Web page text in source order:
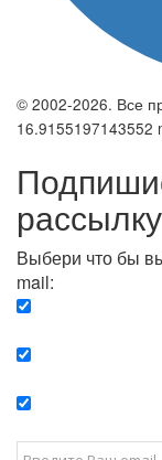
© 2002-2026. Все
16.9155197143552
рассылку
Выбери что бы
mail: